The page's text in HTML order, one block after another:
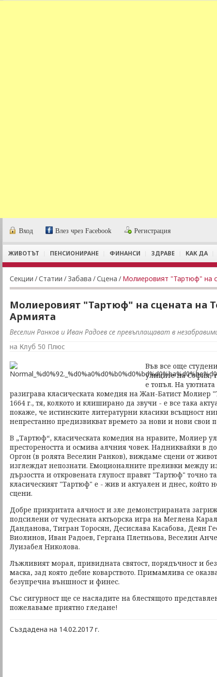
Вход Влез чрез Facebook Регистрация
ЖИВОТЪТ ПЕНСИОНИРАНЕ ФИНАНСИ ЗДРАВЕ КАК ДА
Секции /Статии / Забава /Сцена / Молиеровият "Тартюф" на
Молиеровият "Тартюф" на сцената на
Армията
Веселин Ранков и Иван Радоев се превъплащават в
на Клуб 50 Плюс
Във все още
улиците на София,
е топъл. На
разиграва класическата комедия на Жан-Батист Молиер
1664 г., тя, колкото и клиширано да звучи - е все така
покаже, че истинските литературни класики всъщност
непрестанно предизвикват времето за нови и нови свои
В „Тартюф“, класическата комедия на нравите, Молиер
престореността и осмива алчния човек. Надниквайки в
Оргон (в ролята Веселин Ранков), виждаме сцени от
изглеждат непознати. Емоционалните преливки между
дързостта и откровената глупост правят "Тартюф" точно
класическият "Тартюф" е - жив и актуален и днес, който
сцени.
Добре прикритата алчност и зле демонстрираната
подсилени от чудесната актьорска игра на Меглена
Данданова, Тигран Торосян, Десислава Касабова, Деян
Виолинов, Иван Радоев, Гергана Плетньова, Веселин
Луизабел Николова.
Лъжливият морал, привидната святост, порядъчност и
маска, зад която дебне коварството. Примамлива се
безупречна външност и финес.
​Със сигурност ще се насладите на блестящото
пожелаваме приятно гледане!
Създадена на 14.02.2017 г.